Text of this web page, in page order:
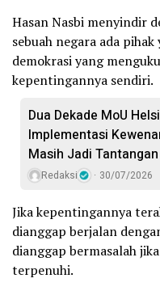
Hasan Nasbi menyindir
sebuah negara ada
demokrasi yang
kepentingannya sendiri.
Dua Dekade MoU
Implementasi
Masih Jadi Tantangan
Redaksi 30/07/2026
Jika kepentingannya
dianggap berjalan
dianggap bermasalah
terpenuhi.